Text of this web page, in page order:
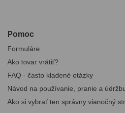
Pomoc
Formuláre
Ako tovar vrátiť?
FAQ - často kladené otázky
Návod na používanie, pranie a
Ako si vybrať ten správny vianočný